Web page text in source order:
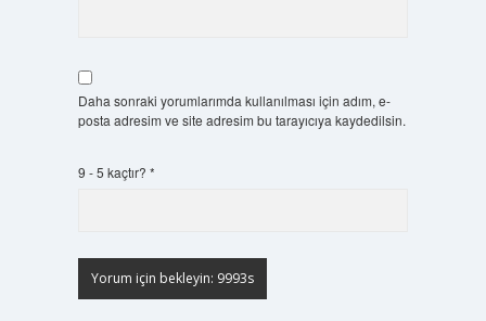
Daha sonraki yorumlarımda kullanılması için adım, e-
posta adresim ve site adresim bu tarayıcıya kaydedilsin.
9 - 5 kaçtır? *